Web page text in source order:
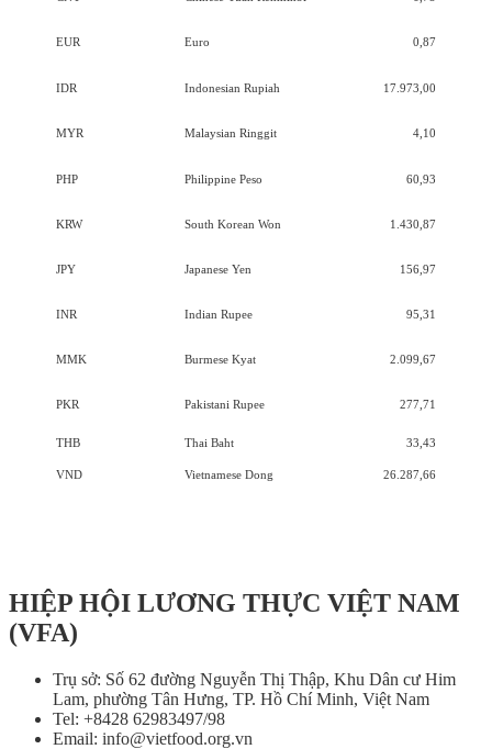
EUR Euro 0,87
IDR Indonesian Rupiah 17.973,00
MYR Malaysian Ringgit 4,10
PHP Philippine Peso 60,93
KRW South Korean Won 1.430,87
JPY Japanese Yen 156,97
INR Indian Rupee 95,31
MMK Burmese Kyat 2.099,67
PKR Pakistani Rupee 277,71
THB Thai Baht 33,43
VND Vietnamese Dong 26.287,66
HIỆP HỘI LƯƠNG THỰC VIỆT NAM
(VFA)
Trụ sở: Số 62 đường Nguyễn Thị Thập, Khu Dân cư Him
Lam, phường Tân Hưng, TP. Hồ Chí Minh, Việt Nam
Tel: +8428 62983497/98
Email: info@vietfood.org.vn